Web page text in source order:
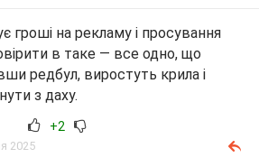
гроші на рекламу і просування
в таке — все одно, що
редбул, виростуть крила і
з даху.
+2
2025